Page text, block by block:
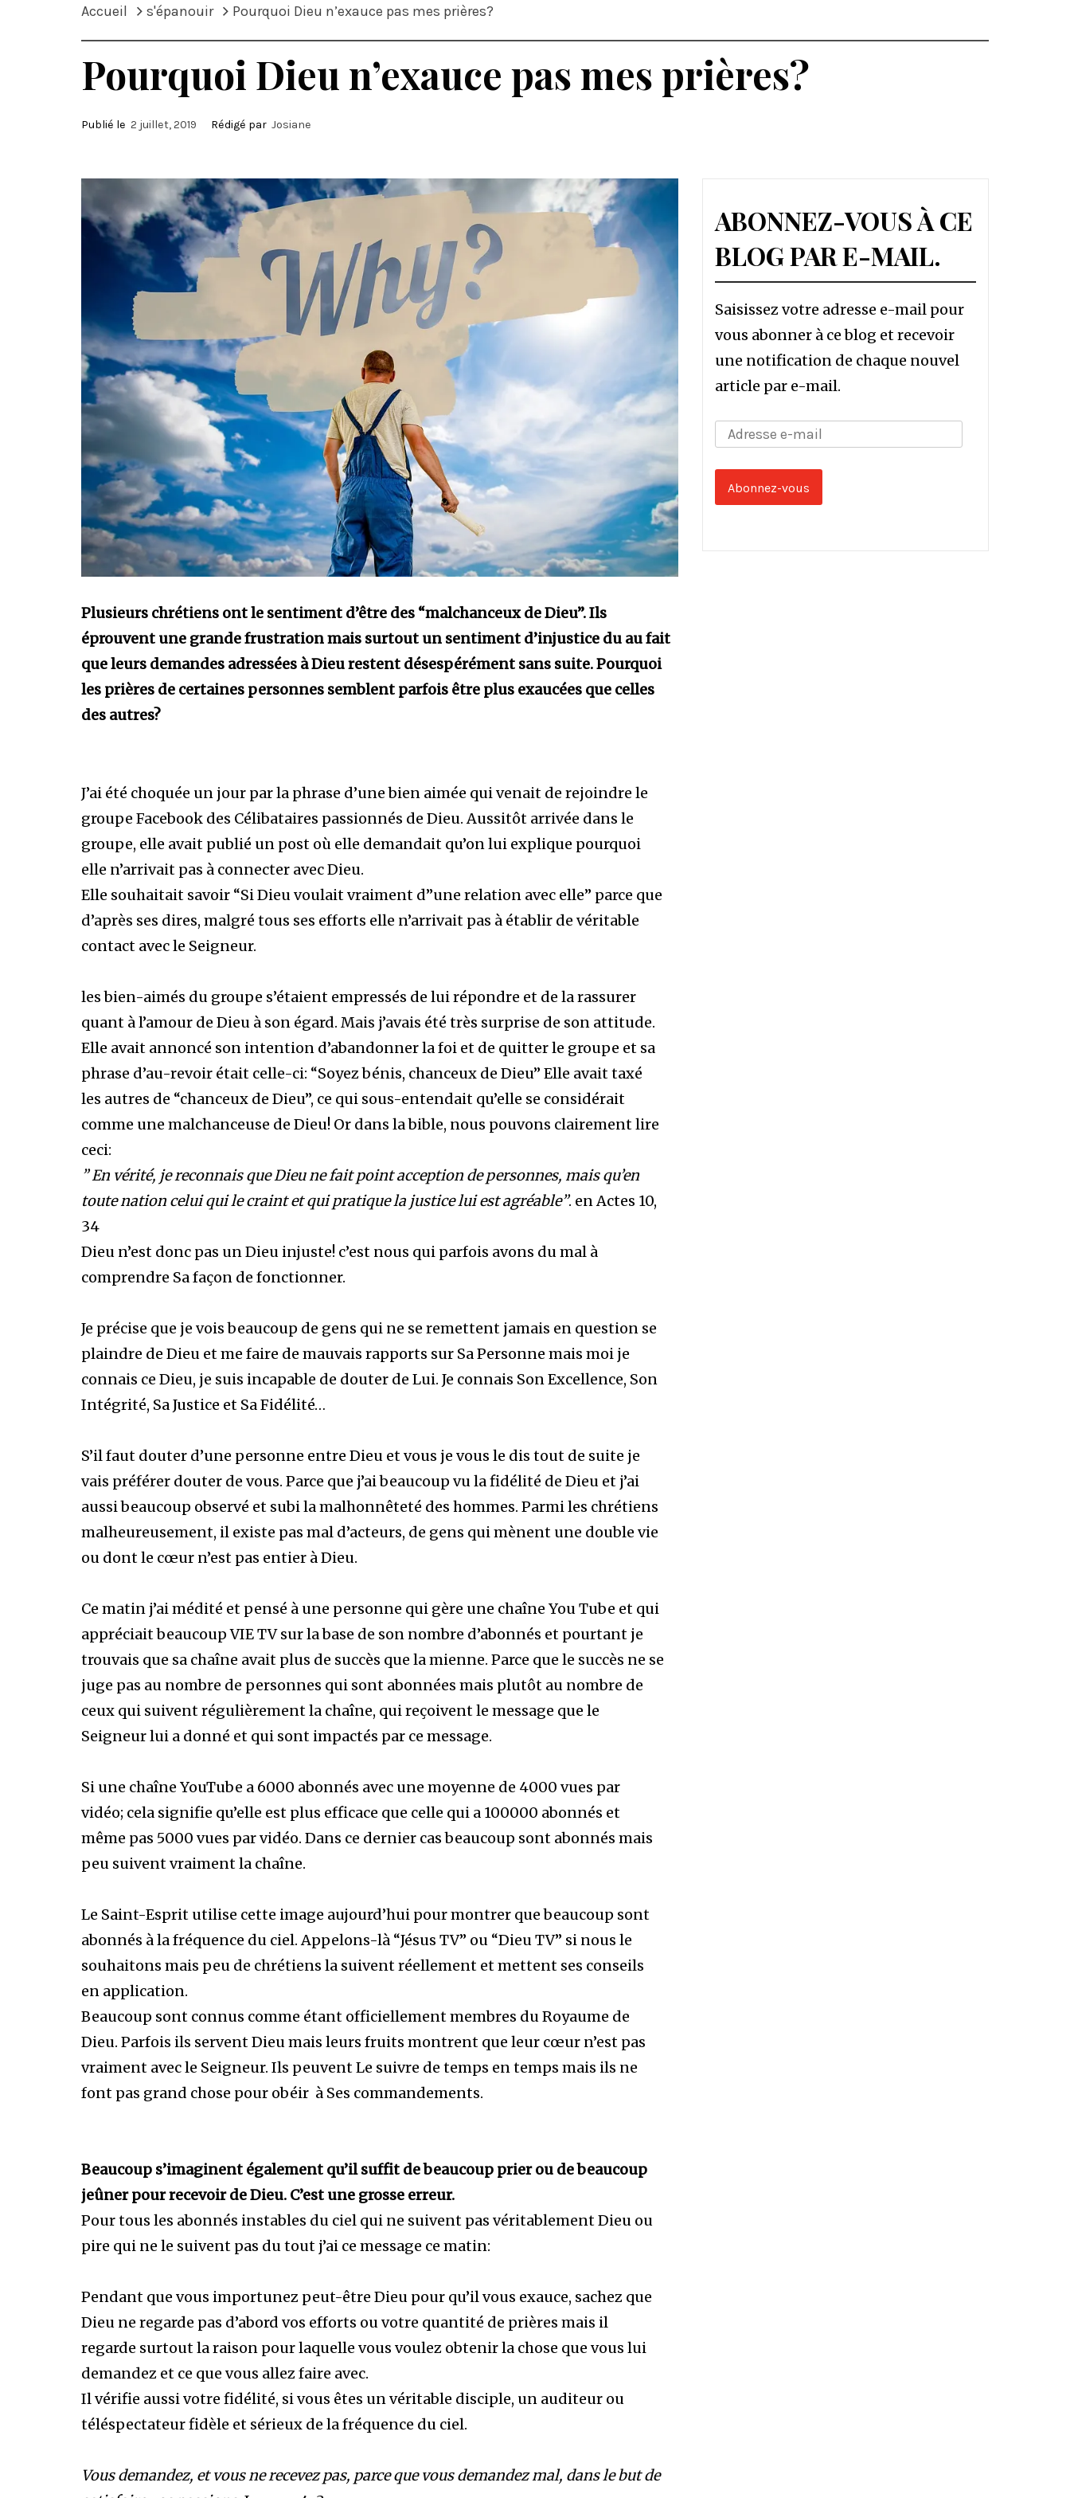
Accueil s'épanouir Pourquoi Dieu n’exauce pas mes prières?
Pourquoi Dieu n’exauce pas mes prières?
Publié le 2 juillet, 2019 Rédigé par Josiane
Plusieurs chrétiens ont le sentiment d’être des “malchanceux de Dieu”. Ils
éprouvent une grande frustration mais surtout un sentiment d’injustice du au fait
que leurs demandes adressées à Dieu restent désespérément sans suite.Pourquoi
les prières de certaines personnes semblent parfois être plus exaucées que celles
des autres?
J’ai été choquée un jour par la phrase d’une bien aimée qui venait de rejoindre le
groupe Facebook des Célibataires passionnés de Dieu. Aussitôt arrivée dans le
groupe, elle avait publié un post où elle demandait qu’on lui explique pourquoi
elle n’arrivait pas à connecter avec Dieu.
Elle souhaitait savoir “Si Dieu voulait vraiment d”une relation avec elle” parce que
d’après ses dires, malgré tous ses efforts elle n’arrivait pas à établir de véritable
contact avec le Seigneur.
les bien-aimés du groupe s’étaient empressés de lui répondre et de la rassurer
quant à l’amour de Dieu à son égard. Mais j’avais été très surprise de son attitude.
Elle avait annoncé son intention d’abandonner la foi et de quitter le groupe et sa
phrase d’au-revoir était celle-ci: “Soyez bénis, chanceux de Dieu” Elle avait taxé
les autres de “chanceux de Dieu”, ce qui sous-entendait qu’elle se considérait
comme une malchanceuse de Dieu! Or dans la bible, nous pouvons clairement lire
ceci:
” En vérité, je reconnais que Dieu ne fait point acception de personnes, mais qu’en
toute nation celui qui le craint et qui pratique la justice lui est agréable”. en Actes 10,
34
Dieu n’est donc pas un Dieu injuste! c’est nous qui parfois avons du mal à
comprendre Sa façon de fonctionner.
Je précise que je vois beaucoup de gens qui ne se remettent jamais en question se
plaindre de Dieu et me faire de mauvais rapports sur Sa Personne mais moi je
connais ce Dieu, je suis incapable de douter de Lui. Je connais Son Excellence, Son
Intégrité, Sa Justice et Sa Fidélité…
S’il faut douter d’une personne entre Dieu et vous je vous le dis tout de suite je
vais préférer douter de vous. Parce que j’ai beaucoup vu la fidélité de Dieu et j’ai
aussi beaucoup observé et subi la malhonnêteté des hommes. Parmi les chrétiens
malheureusement, il existe pas mal d’acteurs, de gens qui mènent une double vie
ou dont le cœur n’est pas entier à Dieu.
Ce matin j’ai médité et pensé à une personne qui gère une chaîne You Tube et qui
appréciait beaucoup VIE TV sur la base de son nombre d’abonnés et pourtant je
trouvais que sa chaîne avait plus de succès que la mienne. Parce que le succès ne se
juge pas au nombre de personnes qui sont abonnées mais plutôt au nombre de
ceux qui suivent régulièrement la chaîne, qui reçoivent le message que le
Seigneur lui a donné et qui sont impactés par ce message.
Si une chaîne YouTube a 6000 abonnés avec une moyenne de 4000 vues par
vidéo; cela signifie qu’elle est plus efficace que celle qui a 100000 abonnés et
même pas 5000 vues par vidéo. Dans ce dernier cas beaucoup sont abonnés mais
peu suivent vraiment la chaîne.
Le Saint-Esprit utilise cette image aujourd’hui pour montrer que beaucoup sont
abonnés à la fréquence du ciel. Appelons-là “Jésus TV” ou “Dieu TV” si nous le
souhaitons mais peu de chrétiens la suivent réellement et mettent ses conseils
en application.
Beaucoup sont connus comme étant officiellement membres du Royaume de
Dieu. Parfois ils servent Dieu mais leurs fruits montrent que leur cœur n’est pas
vraiment avec le Seigneur. Ils peuvent Le suivre de temps en temps mais ils ne
font pas grand chose pour obéir à Ses commandements.
Beaucoup s’imaginent également qu’il suffit de beaucoup prier ou de beaucoup
jeûner pour recevoir de Dieu. C’est une grosse erreur.
Pour tous les abonnés instables du ciel qui ne suivent pas véritablement Dieu ou
pire qui ne le suivent pas du tout j’ai ce message ce matin:
Pendant que vous importunez peut-être Dieu pour qu’il vous exauce, sachez que
Dieu ne regarde pas d’abord vos efforts ou votre quantité de prières mais il
regarde surtout la raison pour laquelle vous voulez obtenir la chose que vous lui
demandez et ce que vous allez faire avec.
Il vérifie aussi votre fidélité, si vous êtes un véritable disciple, un auditeur ou
téléspectateur fidèle et sérieux de la fréquence du ciel.
Vous demandez, et vous ne recevez pas, parce que vous demandez mal, dans le but de
ABONNEZ-VOUS À CE
BLOG PAR E-MAIL.
Saisissez votre adresse e-mail pour
vous abonner à ce blog et recevoir
une notification de chaque nouvel
article par e-mail.
Adresse
mail
Abonnez-vous